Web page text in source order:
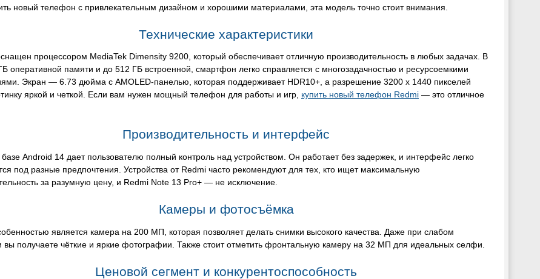
новый телефон с привлекательным дизайном и хорошими материалами, эта модель точно стоит внимания.
Технические характеристики
процессором MediaTek Dimensity 9200, который обеспечивает отличную производительность в любых задачах. В
оперативной памяти и до 512 ГБ встроенной, смартфон легко справляется с многозадачностью и ресурсоемкими
Экран — 6.73 дюйма с AMOLED-панелью, которая поддерживает HDR10+, а разрешение 3200 x 1440 пикселей
яркой и четкой. Если вам нужен мощный телефон для работы и игр, купить новый телефон Redmi — это отличное
Производительность и интерфейс
Android 14 дает пользователю полный контроль над устройством. Он работает без задержек, и интерфейс легко
под разные предпочтения. Устройства от Redmi часто рекомендуют для тех, кто ищет максимальную
за разумную цену, и Redmi Note 13 Pro+ — не исключение.
Камеры и фотосъёмка
является камера на 200 МП, которая позволяет делать снимки высокого качества. Даже при слабом
вы получаете чёткие и яркие фотографии. Также стоит отметить фронтальную камеру на 32 МП для идеальных селфи.
Ценовой сегмент и конкурентоспособность